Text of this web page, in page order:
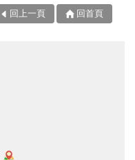
回上一頁 回首頁